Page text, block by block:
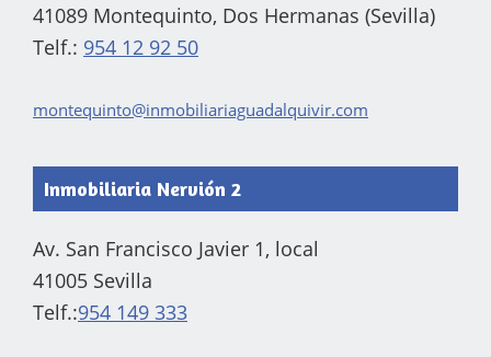
41089 Montequinto, Dos Hermanas (Sevilla)
Telf.: 954 12 92 50
montequinto@inmobiliariaguadalquivir.com
Inmobiliaria Nervión 2
Av. San Francisco Javier 1, local
41005 Sevilla
Telf.:954 149 333